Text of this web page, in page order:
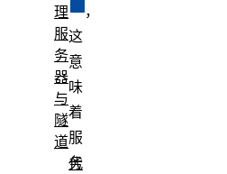
，
这
意
味
着
服
务
理
服
务
器
与
隧
道
代